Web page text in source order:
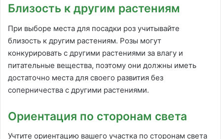
Близость к другим растениям
При выборе места для посадки роз учитывайте
близость к другим растениям. Розы могут
конкурировать с другими растениями за влагу и
питательные вещества, поэтому они должны иметь
достаточно места для своего развития без
соперничества с другими растениями.
Ориентация по сторонам света
Учтите ориентацию вашего участка по сторонам света